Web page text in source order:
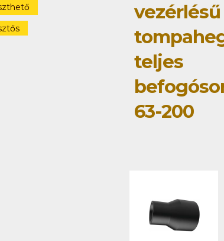
vezérlésű
teljes
63-200